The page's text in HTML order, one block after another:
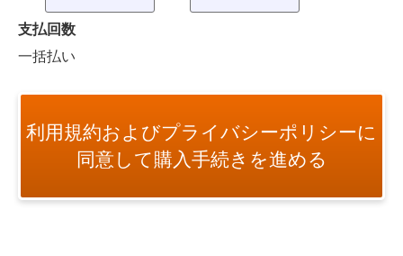
ときに到達したものとみなします。
３ 当社は、変更内容を審査し、本サービスの利用を一時
（利用者情報の取り扱い）
た事項及び本サービスの利用状況は、当社のデータベース
のとします。
２ 当社は、前項の登録された情報を当社の事業運営のた
めにのみ利用するものとし、下記の場合を除き、個人識別
（１） 利用者の同意が得られた場合
支払回数
一括払い
利用規約およびプライバシーポリシーに
同意して購入手続きを進める